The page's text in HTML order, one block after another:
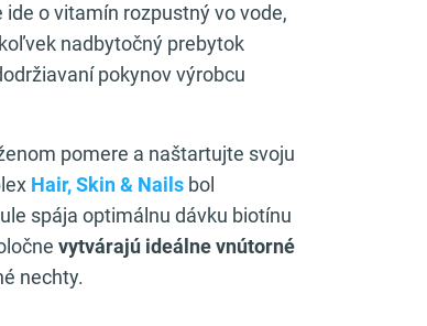
ide o vitamín rozpustný vo vode,
nadbytočný prebytok
pokynov výrobcu
pomere a naštartujte svoju
Hair, Skin & Nails bol
spája optimálnu dávku biotínu
vytvárajú ideálne vnútorné
nechty.